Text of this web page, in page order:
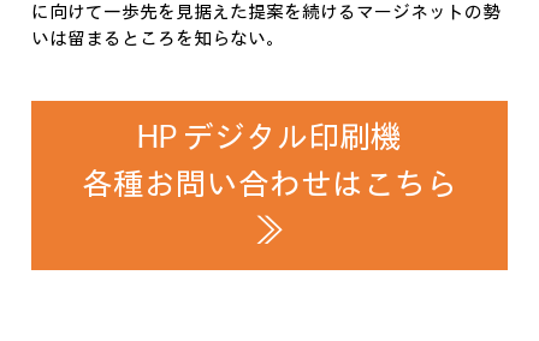
に向けて一歩先を見据えた提案を続けるマージネットの勢
いは留まるところを知らない。
HP デジタル印刷機
各種お問い合わせはこちら
≫